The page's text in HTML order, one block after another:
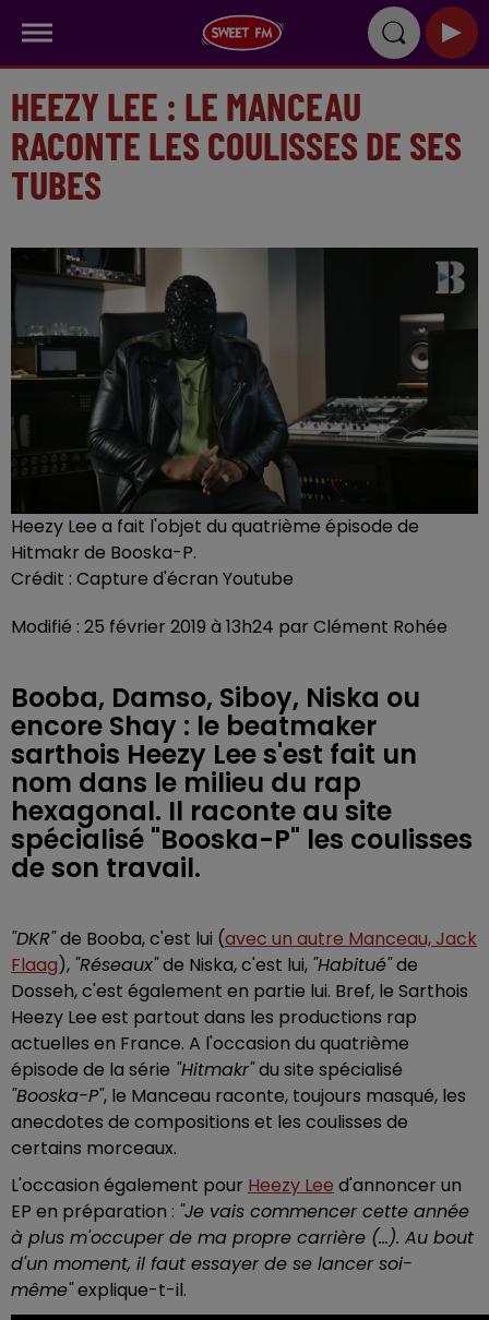
HEEZY LEE : LE MANCEAU
RACONTE LES COULISSES DE SES
TUBES
Heezy Lee a fait l'objet du quatrième épisode de
Hitmakr de Booska-P.
Crédit : Capture d'écran Youtube
Modifié : 25 février 2019 à 13h24 par Clément Rohée
Booba, Damso, Siboy, Niska ou
encore Shay : le beatmaker
sarthois Heezy Lee s'est fait un
nom dans le milieu du rap
hexagonal. Il raconte au site
spécialisé "Booska-P" les coulisses
de son travail.
"DKR"de Booba, c'est lui (avec un autre Manceau, Jack
Flaag), "Réseaux"de Niska, c'est lui, "Habitué"de
Dosseh, c'est également en partie lui. Bref, le Sarthois
Heezy Lee est partout dans les productions rap
actuelles en France. A l'occasion du quatrième
épisode de la série "Hitmakr"du site spécialisé
"Booska-P", le Manceau raconte, toujours masqué, les
anecdotes de compositions et les coulisses de
certains morceaux.
L'occasion également pour Heezy Lee d'annoncer un
EP en préparation : "Je vais commencer cette année
à plus m'occuper de ma propre carrière (...). Au bout
d'un moment, il faut essayer de se lancer soi-
même"explique-t-il.